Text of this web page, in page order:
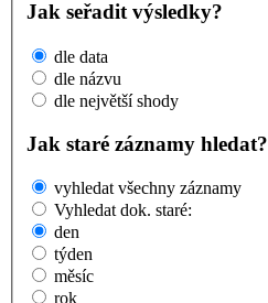
Jak seřadit výsledky?
dle data
dle názvu
dle největší shody
Jak staré záznamy hledat?
vyhledat všechny záznamy
Vyhledat dok. staré:
den
týden
měsíc
rok